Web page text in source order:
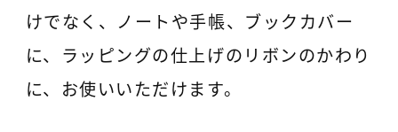
けでなく、ノートや手帳、ブックカバー
に、ラッピングの仕上げのリボンのかわり
に、お使いいただけます。